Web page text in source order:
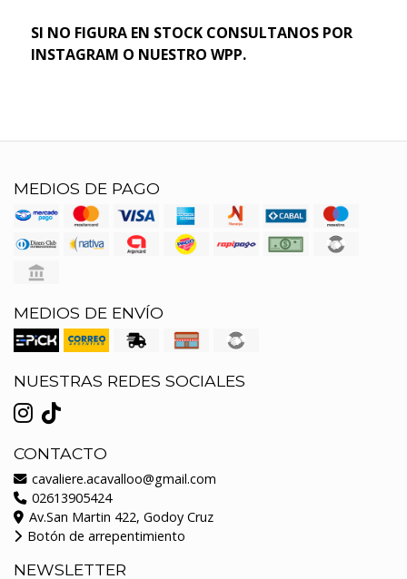
SI NO FIGURA EN STOCK CONSULTANOS POR
INSTAGRAM O NUESTRO WPP.
MEDIOS DE PAGO
MEDIOS DE ENVÍO
NUESTRAS REDES SOCIALES
CONTACTO
cavaliere.acavalloo@gmail.com
02613905424
Av.San Martin 422, Godoy Cruz
Botón de arrepentimiento
NEWSLETTER